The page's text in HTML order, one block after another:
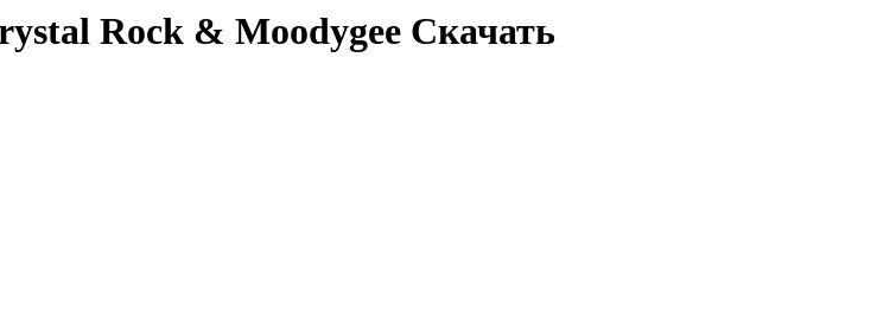
Rock & Moodygee Скачать